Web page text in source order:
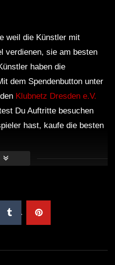
weil die Künstler mit
verdienen, sie am besten
haben die
dem Spendenbutton unter
Klubnetz Dresden e.V.
Du Auftritte besuchen
hast, kaufe die besten